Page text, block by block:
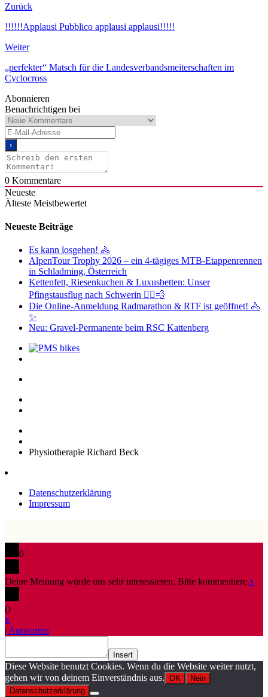
Zurück
!!!!!!Applausi Pubblico applausi applausi!!!!!
Weiter
„perfekter“ Matsch für die Landesverbandsmeiterschaften im
Cyclocross
Abonnieren
Benachrichtigen bei
0 Kommentare
Neueste
Älteste Meistbewertet
Neueste Beiträge
Es kann losgehen! 🚴
AlpenTour Trophy 2026 – ein 4-tägiges MTB-Etappenrennen
in Schladming, Österreich
Kettenfett, Riesenkuchen & Luxusbetten: Unser
Pfingstausflug nach Schwerin 🚴‍♂️💨
Die Online-Anmeldung Radmarathon & RTF ist geöffnet! 🚴
✨
Neu: Gravel-Permanente beim RSC Kattenberg
Physiotherapie Richard Beck
Datenschutzerklärung
Impressum
0
Deine Meinung würde uns sehr interessieren. Bitte kommentiere.x
()
x
| Antworten
Insert
Diese Website benutzt Cookies. Wenn du die Website weiter nutzt,
gehen wir von deinem Einverständnis aus. OK
Nein
Datenschutzerklärung